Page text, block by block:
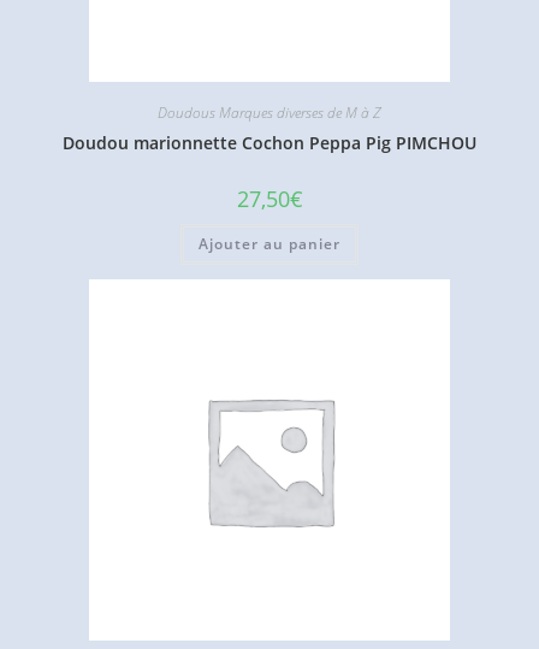
Doudous Marques diverses de M à Z
Doudou marionnette Cochon Peppa Pig PIMCHOU
27,50€
Ajouter au panier